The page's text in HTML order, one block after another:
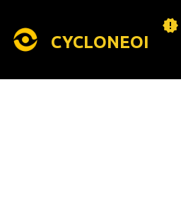
CYCLONEOI